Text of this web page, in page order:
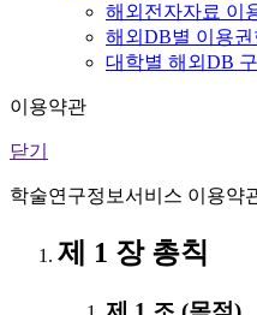
해외전자자료 이
해외DB별 이용권
대학별 해외DB
이용약관
닫기
학술연구정보서비스 이용약
제 1 장 총칙